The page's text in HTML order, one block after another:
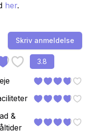
her.
Skriv anmeldelse
3.8
&